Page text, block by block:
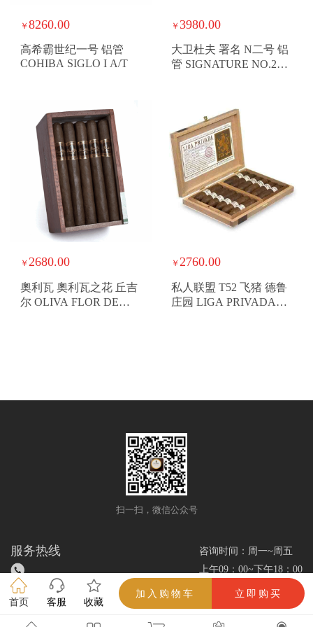
首页 客服 收藏
加入购物车 立即购买
￥ 8260.00
高希霸世纪一号 铝管
COHIBA SIGLO I A/T
￥ 3980.00
大卫杜夫 署名 N二号 铝
管 SIGNATURE NO.2
￥ 2680.00
奧利瓦 奧利瓦之花 丘吉
尔 OLIVA FLOR DE
￥ 2760.00
私人联盟 T52 飞猪 德鲁
庄园 LIGA PRIVADA
扫一扫，微信公众号
服务热线
咨询时间：周一~周五
上午09：00~下午18：00